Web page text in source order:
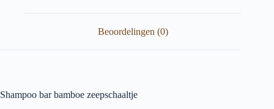
Beoordelingen (0)
Shampoo bar bamboe zeepschaaltje